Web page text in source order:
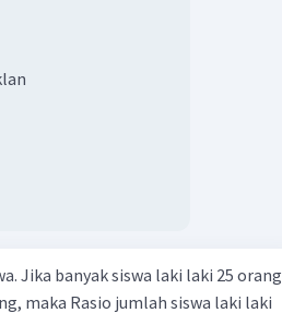
Jika banyak siswa laki laki 25 orang
maka Rasio jumlah siswa laki laki